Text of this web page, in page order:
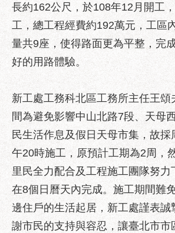
園
地
便
民
服
道
路
挖
掘
資
訊
聯
合
發
長約162公尺，於108年12月開工
工，總工程經費約192萬元，工區
量共9座，使得路面更為平整，完
好的用路體驗。
新工處工務科北區工務所主任王頌
間為避免影響中山北路7段、天母
民生活作息及假日天母市集，故
午20時施工，原預計工期為2周，
里民全力配合及工程施工團隊努力
在8個日曆天內完成。施工期間難
邊住戶的生活起居，新工處謹表誠
謝市民的支持與容忍，讓臺北市市